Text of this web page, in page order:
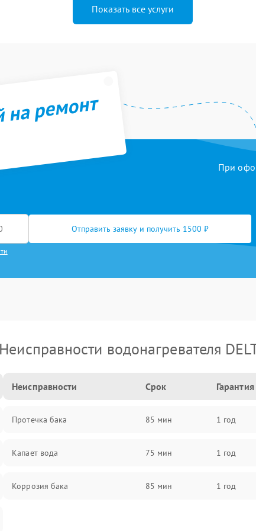
Показать все услуги
ремонт
При
Отправить заявку и получить 1500 ₽
Неисправности водонагревателя
Неисправности Срок Гарантия
Протечка бака 85 мин 1 год
Капает вода 75 мин 1 год
Коррозия бака 85 мин 1 год